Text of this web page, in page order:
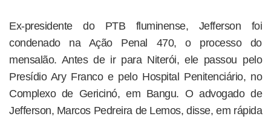
Ex-presidente do PTB fluminense, Jefferson foi
condenado na Ação Penal 470, o processo do
mensalão. Antes de ir para Niterói, ele passou pelo
Presídio Ary Franco e pelo Hospital Penitenciário, no
Complexo de Gericinó, em Bangu. O advogado de
Jefferson, Marcos Pedreira de Lemos, disse, em rápida